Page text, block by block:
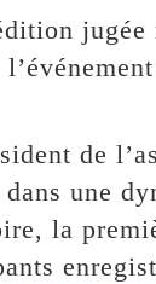
de
une
la